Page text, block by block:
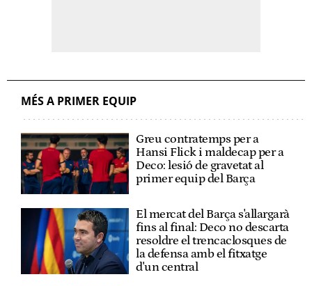
MÉS A PRIMER EQUIP
Greu contratemps per a
Hansi Flick i maldecap per a
Deco: lesió de gravetat al
primer equip del Barça
El mercat del Barça s'allargarà
fins al final: Deco no descarta
resoldre el trencaclosques de
la defensa amb el fitxatge
d'un central